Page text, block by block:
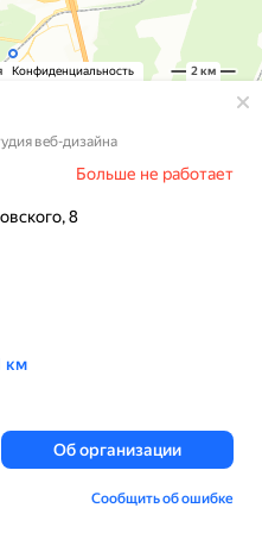
Конфиденциальность 2 км
веб-дизайна
Больше не работает
8
км
Об организации
Сообщить об ошибке